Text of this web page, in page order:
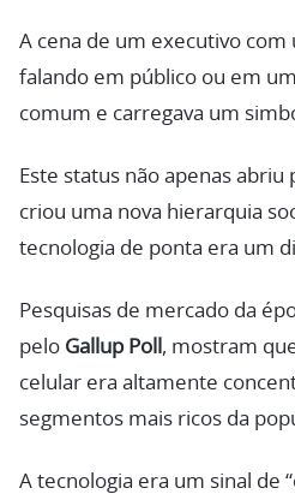
A cena de um executivo com
falando em público ou em
comum e carregava um
Este status não apenas
criou uma nova hierarquia
tecnologia de ponta era um
Pesquisas de mercado da
pelo Gallup Poll , mostram
celular era altamente
segmentos mais ricos da
A tecnologia era um sinal de